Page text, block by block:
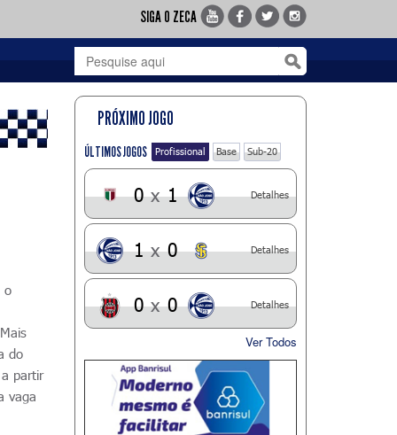
SIGA O ZECA
o
do
partir
vaga
PRÓXIMO JOGO
ÚLTIMOS JOGOS Profissional Base Sub-20
0 x 1 Detalhes
1 x 0 Detalhes
0 x 0 Detalhes
Ver Todos